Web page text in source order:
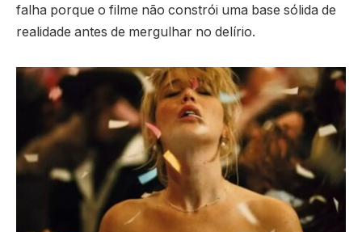
falha porque o filme não constrói uma base sólida de
realidade antes de mergulhar no delírio.